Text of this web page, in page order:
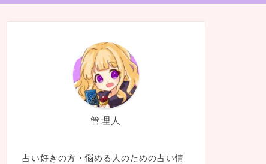
管理人
占い好きの方・悩める人のための占い情